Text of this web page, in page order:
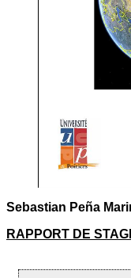
Sebastian Peña
RAPPORT DE